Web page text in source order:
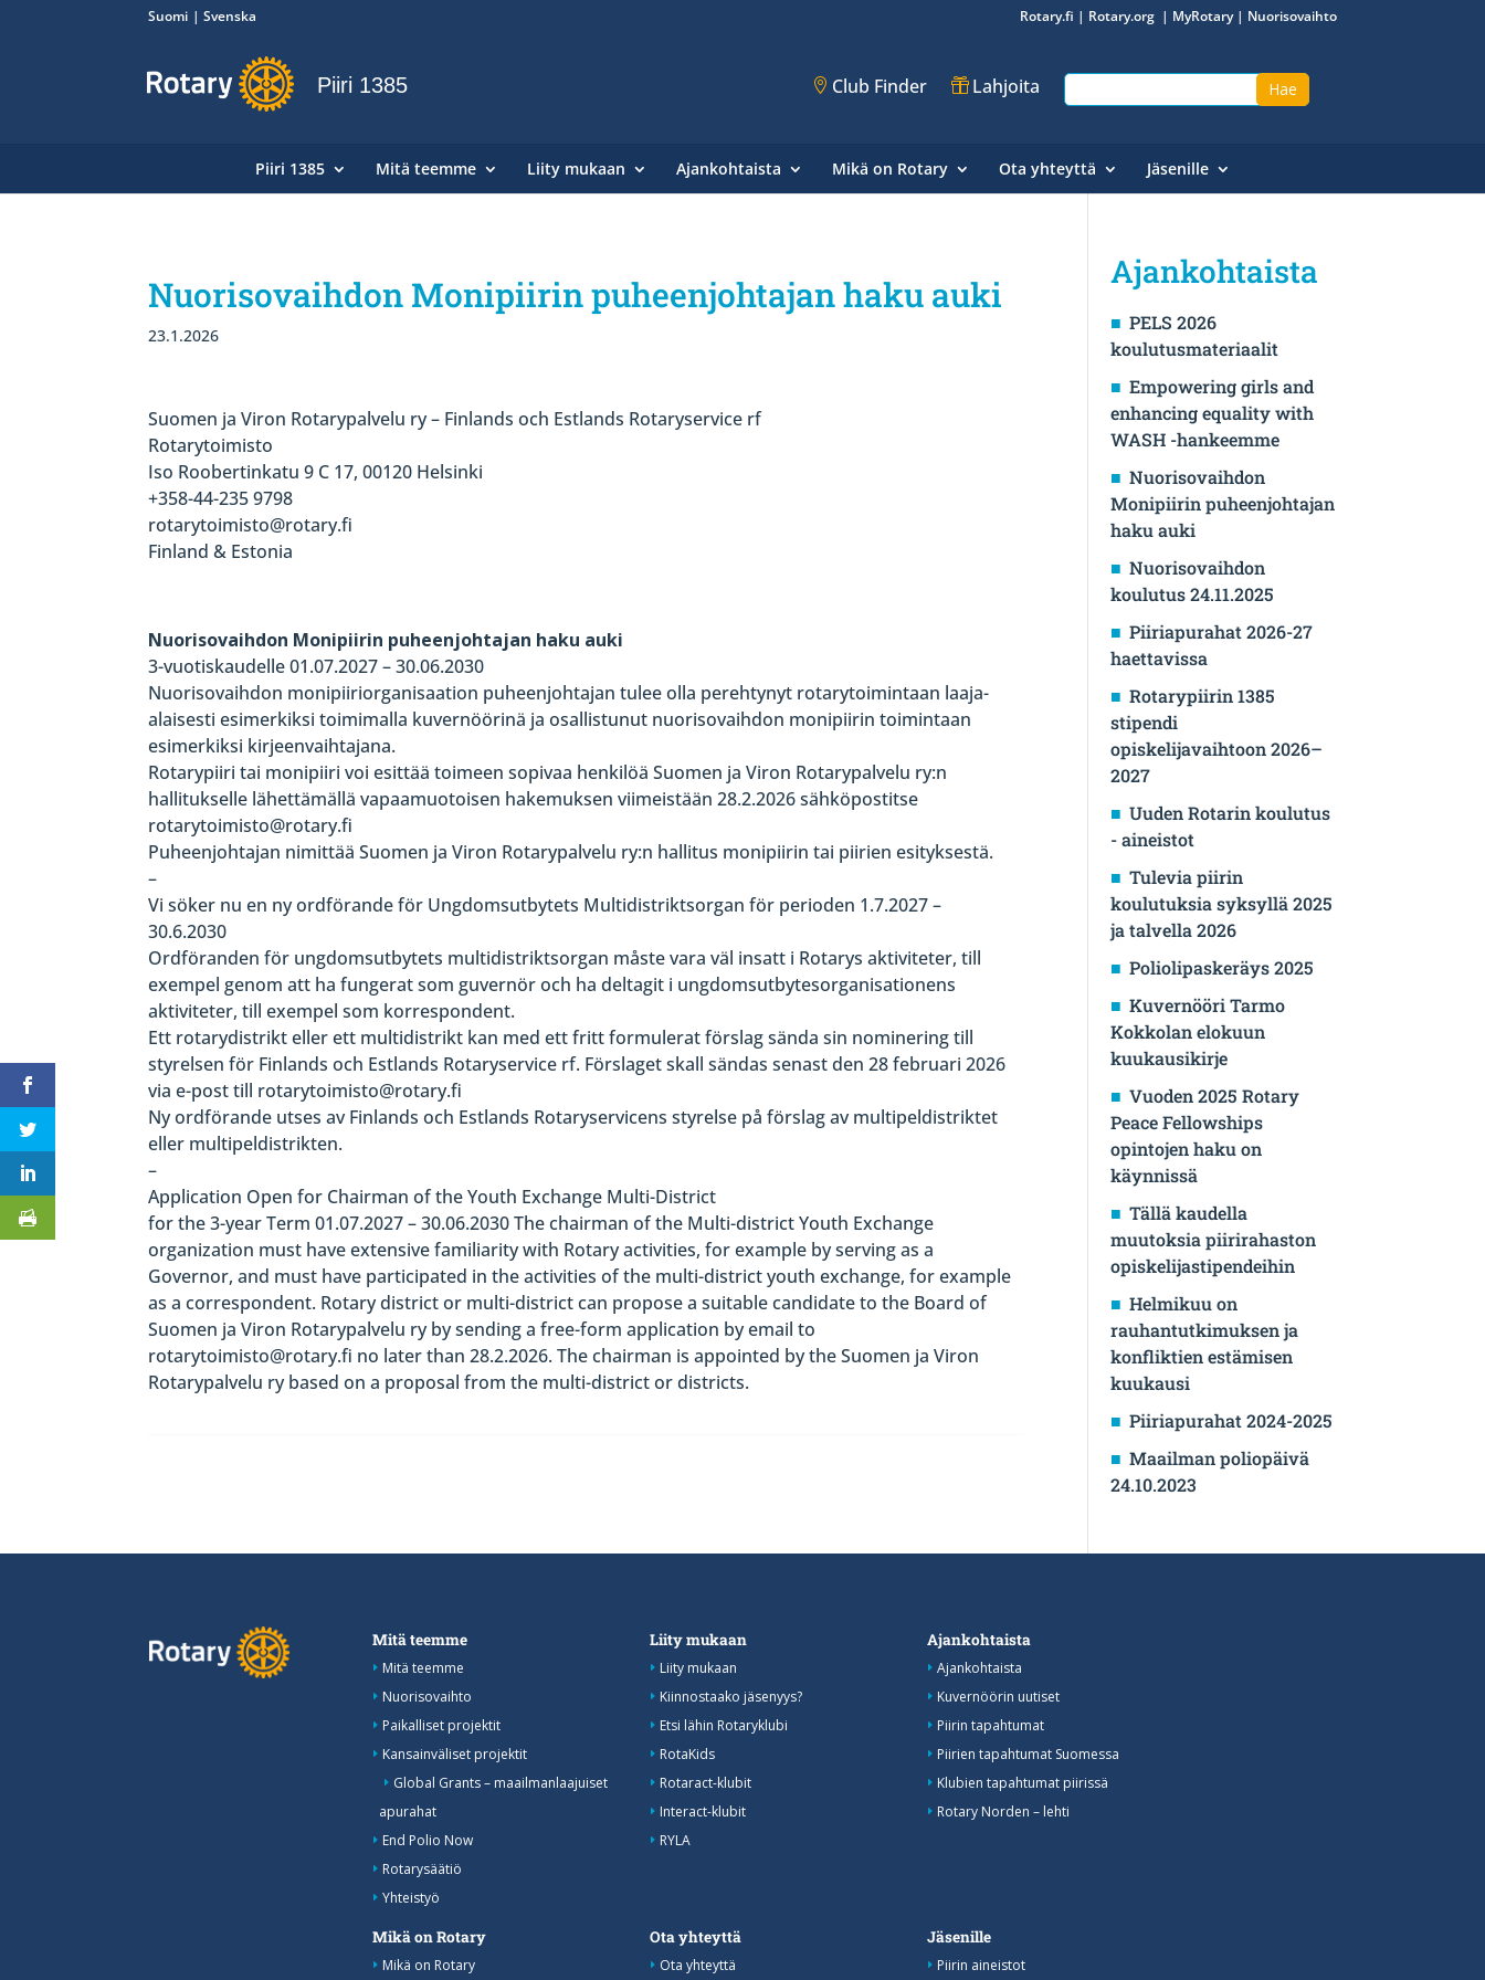
Suomi Svenska Rotary.fi | Rotary.org | MyRotary| Nuorisovaihto
Piiri 1385 Club Finder Lahjoita
Piiri 1385 Mitä teemme Liity mukaan Ajankohtaista Mikä on Rotary Ota yhteyttä Jäsenille
Nuorisovaihdon Monipiirin puheenjohtajan haku auki
23.1.2026
Suomen ja Viron Rotarypalvelu ry – Finlands och Estlands Rotaryservice rf
Rotarytoimisto
Iso Roobertinkatu 9 C 17, 00120 Helsinki
+358-44-235 9798
rotarytoimisto@rotary.fi
Finland & Estonia
Nuorisovaihdon Monipiirin puheenjohtajan haku auki
3-vuotiskaudelle 01.07.2027 – 30.06.2030
Nuorisovaihdon monipiiriorganisaation puheenjohtajan tulee olla perehtynyt rotarytoimintaan laaja-
alaisesti esimerkiksi toimimalla kuvernöörinä ja osallistunut nuorisovaihdon monipiirin toimintaan
esimerkiksi kirjeenvaihtajana.
Rotarypiiri tai monipiiri voi esittää toimeen sopivaa henkilöä Suomen ja Viron Rotarypalvelu ry:n
hallitukselle lähettämällä vapaamuotoisen hakemuksen viimeistään 28.2.2026 sähköpostitse
rotarytoimisto@rotary.fi
Puheenjohtajan nimittää Suomen ja Viron Rotarypalvelu ry:n hallitus monipiirin tai piirien esityksestä.
–
Vi söker nu en ny ordförande för Ungdomsutbytets Multidistriktsorgan för perioden 1.7.2027 –
30.6.2030
Ordföranden för ungdomsutbytets multidistriktsorgan måste vara väl insatt i Rotarys aktiviteter, till
exempel genom att ha fungerat som guvernör och ha deltagit i ungdomsutbytesorganisationens
aktiviteter, till exempel som korrespondent.
Ett rotarydistrikt eller ett multidistrikt kan med ett fritt formulerat förslag sända sin nominering till
styrelsen för Finlands och Estlands Rotaryservice rf. Förslaget skall sändas senast den 28 februari 2026
via e-post till rotarytoimisto@rotary.fi
Ny ordförande utses av Finlands och Estlands Rotaryservicens styrelse på förslag av multipeldistriktet
eller multipeldistrikten.
–
Application Open for Chairman of the Youth Exchange Multi-District
for the 3-year Term 01.07.2027 – 30.06.2030 The chairman of the Multi-district Youth Exchange
organization must have extensive familiarity with Rotary activities, for example by serving as a
Governor, and must have participated in the activities of the multi-district youth exchange, for example
as a correspondent. Rotary district or multi-district can propose a suitable candidate to the Board of
Suomen ja Viron Rotarypalvelu ry by sending a free-form application by email to
rotarytoimisto@rotary.fi no later than 28.2.2026. The chairman is appointed by the Suomen ja Viron
Rotarypalvelu ry based on a proposal from the multi-district or districts.
Ajankohtaista
PELS 2026
koulutusmateriaalit
Empowering girls and
enhancing equality with
WASH -hankeemme
Nuorisovaihdon
Monipiirin puheenjohtajan
haku auki
Nuorisovaihdon
koulutus 24.11.2025
Piiriapurahat 2026-27
haettavissa
Rotarypiirin 1385
stipendi
opiskelijavaihtoon 2026–
2027
Uuden Rotarin koulutus
- aineistot
Tulevia piirin
koulutuksia syksyllä 2025
ja talvella 2026
Poliolipaskeräys 2025
Kuvernööri Tarmo
Kokkolan elokuun
kuukausikirje
Vuoden 2025 Rotary
Peace Fellowships
opintojen haku on
käynnissä
Tällä kaudella
muutoksia piirirahaston
opiskelijastipendeihin
Helmikuu on
rauhantutkimuksen ja
konfliktien estämisen
kuukausi
Piiriapurahat 2024-2025
Maailman poliopäivä
24.10.2023
Mitä teemme
Mitä teemme
Nuorisovaihto
Paikalliset projektit
Kansainväliset projektit
Global Grants – maailmanlaajuiset
apurahat
End Polio Now
Rotarysäätiö
Yhteistyö
Liity mukaan
Liity mukaan
Kiinnostaako jäsenyys?
Etsi lähin Rotaryklubi
RotaKids
Rotaract-klubit
Interact-klubit
RYLA
Ajankohtaista
Ajankohtaista
Kuvernöörin uutiset
Piirin tapahtumat
Piirien tapahtumat Suomessa
Klubien tapahtumat piirissä
Rotary Norden – lehti
Mikä on Rotary
Mikä on Rotary
Ota yhteyttä
Ota yhteyttä
Jäsenille
Piirin aineistot